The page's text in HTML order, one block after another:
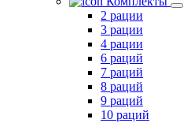
2 рации
3 рации
4 рации
6 раций
7 раций
8 раций
9 раций
10 раций